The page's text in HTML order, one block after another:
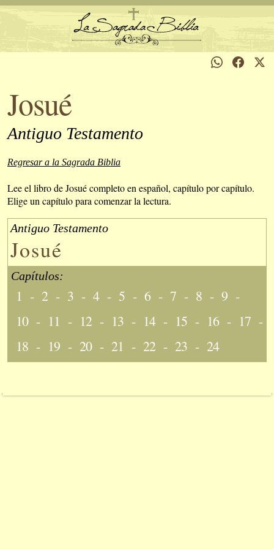
Josué
Antiguo Testamento
Regresar a la Sagrada Biblia
Lee el libro de Josué completo en español, capítulo por capítulo.
Elige un capítulo para comenzar la lectura.
Antiguo Testamento
Josué
Capítulos:
1 - 2 - 3 - 4 - 5 - 6 - 7 - 8 - 9 -
10 - 11 - 12 - 13 - 14 - 15 - 16 - 17 -
18 - 19 - 20 - 21 - 22 - 23 - 24